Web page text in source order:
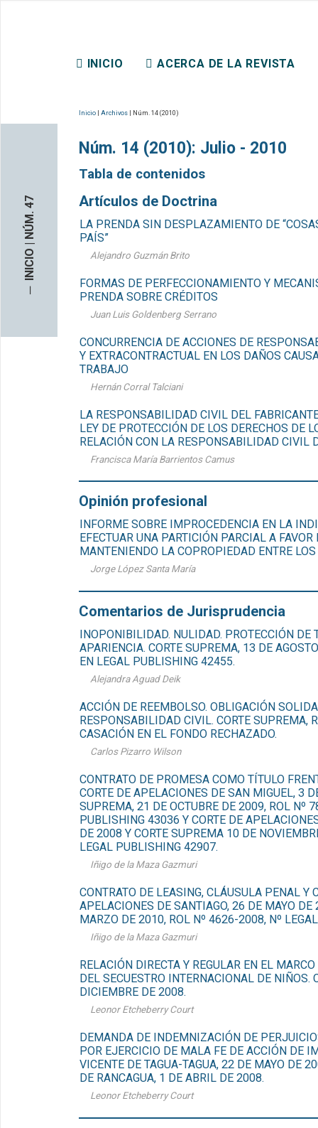
INICIO ACERCA DE LA REVISTA
─
INICIO | NÚM. 47
Inicio Archivos | Núm. 14 (2010)
Núm. 14 (2010): Julio - 2010
Tabla de contenidos
Artículos de Doctrina
LA PRENDA SIN DESPLAZAMIENTO DE
PAÍS”
Alejandro Guzmán Brito
FORMAS DE PERFECCIONAMIENTO Y
PRENDA SOBRE CRÉDITOS
Juan Luis Goldenberg Serrano
CONCURRENCIA DE ACCIONES DE
Y EXTRACONTRACTUAL EN LOS DAÑOS
TRABAJO
Hernán Corral Talciani
LA RESPONSABILIDAD CIVIL DEL
LEY DE PROTECCIÓN DE LOS DERECHOS DE
RELACIÓN CON LA RESPONSABILIDAD CIVIL
Francisca María Barrientos Camus
Opinión profesional
INFORME SOBRE IMPROCEDENCIA EN LA
EFECTUAR UNA PARTICIÓN PARCIAL A FAVOR
MANTENIENDO LA COPROPIEDAD ENTRE
Jorge López Santa María
Comentarios de Jurisprudencia
INOPONIBILIDAD. NULIDAD. PROTECCIÓN DE
APARIENCIA. CORTE SUPREMA, 13 DE
EN LEGAL PUBLISHING 42455.
Alejandra Aguad Deik
ACCIÓN DE REEMBOLSO. OBLIGACIÓN
RESPONSABILIDAD CIVIL. CORTE SUPREMA,
CASACIÓN EN EL FONDO RECHAZADO.
Carlos Pizarro Wilson
CONTRATO DE PROMESA COMO TÍTULO
CORTE DE APELACIONES DE SAN MIGUEL, 3
SUPREMA, 21 DE OCTUBRE DE 2009, ROL Nº
PUBLISHING 43036 Y CORTE DE
DE 2008 Y CORTE SUPREMA 10 DE
LEGAL PUBLISHING 42907.
Iñigo de la Maza Gazmuri
CONTRATO DE LEASING, CLÁUSULA PENAL Y
APELACIONES DE SANTIAGO, 26 DE MAYO DE
MARZO DE 2010, ROL Nº 4626-2008, Nº
Iñigo de la Maza Gazmuri
RELACIÓN DIRECTA Y REGULAR EN EL
DEL SECUESTRO INTERNACIONAL DE NIÑOS.
DICIEMBRE DE 2008.
Leonor Etcheberry Court
DEMANDA DE INDEMNIZACIÓN DE
POR EJERCICIO DE MALA FE DE ACCIÓN DE
VICENTE DE TAGUA-TAGUA, 22 DE MAYO DE
DE RANCAGUA, 1 DE ABRIL DE 2008.
Leonor Etcheberry Court